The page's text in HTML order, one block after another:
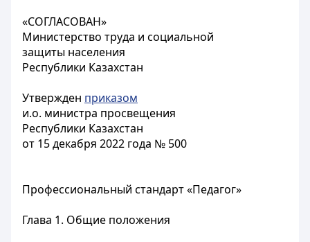
«СОГЛАСОВАН»
Министерство труда и социальной
защиты населения
Республики Казахстан
Утвержден приказом
и.о. министра просвещения
Республики Казахстан
от 15 декабря 2022 года № 500
Профессиональный стандарт «Педагог»
Глава 1. Общие положения